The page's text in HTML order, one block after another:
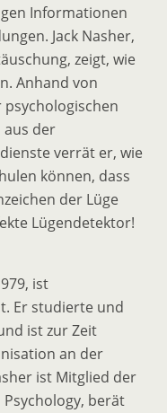
Informationen
Jack Nasher,
zeigt, wie
Anhand von
aus der
verrät er, wie
können, dass
der Lüge
Lügendetektor!
ist
Er studierte und
ist zur Zeit
an der
ist Mitglied der
berät